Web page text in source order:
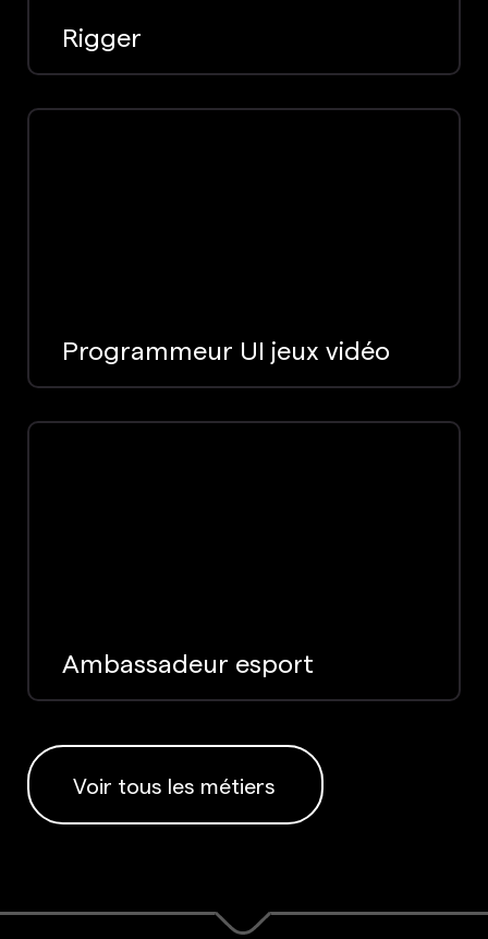
Rigger
Programmeur UI jeux vidéo
Ambassadeur esport
Voir tous les métiers